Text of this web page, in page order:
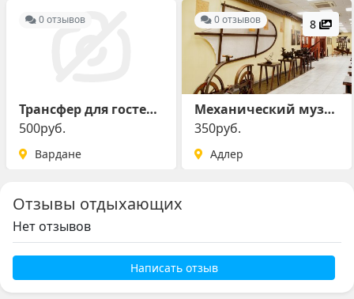
0 отзывов
Трансфер для гостей отеля
500руб.
Вардане
0 отзывов 8
Механический музей Леонардо да Винчи
350руб.
Адлер
Отзывы отдыхающих
Нет отзывов
Написать отзыв